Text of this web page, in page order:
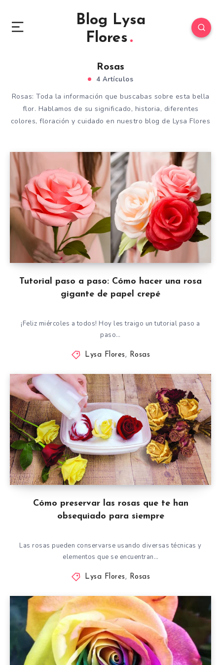
Blog Lysa
Flores
Rosas
4 Artículos
Rosas: Toda la información que buscabas sobre esta bella
flor. Hablamos de su significado, historia, diferentes
colores, floración y cuidado en nuestro blog de Lysa Flores
Tutorial paso a paso: Cómo hacer una rosa
gigante de papel crepé
¡Feliz miércoles a todos! Hoy les traigo un tutorial paso a
paso…
Lysa Flores, Rosas
Cómo preservar las rosas que te han
obsequiado para siempre
Las rosas pueden conservarse usando diversas técnicas y
elementos que se encuentran…
Lysa Flores, Rosas